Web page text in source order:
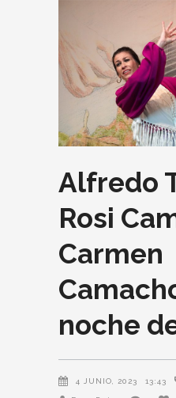
Alfredo
Rosi
Carmen
noche
4 JUNIO, 2023 13:43